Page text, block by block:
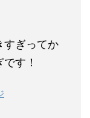
すぎってか
す！